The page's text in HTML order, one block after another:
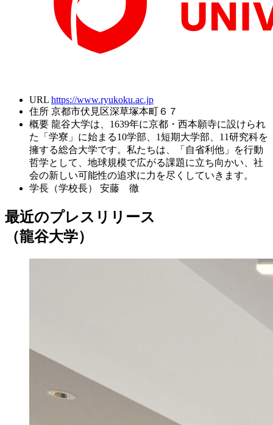
URL https://www.ryukoku.ac.jp
住所 京都市伏見区深草塚本町６７
概要 龍谷大学は、1639年に京都・西本願寺に設けられ
た「学寮」に始まる10学部、1短期大学部、11研究科を
擁する総合大学です。私たちは、「自省利他」を行動
哲学として、地球規模で広がる課題に立ち向かい、社
会の新しい可能性の追求に力を尽くしていきます。
学長（学校長）
安藤 徹
最近のプレスリリース
（龍谷大学）